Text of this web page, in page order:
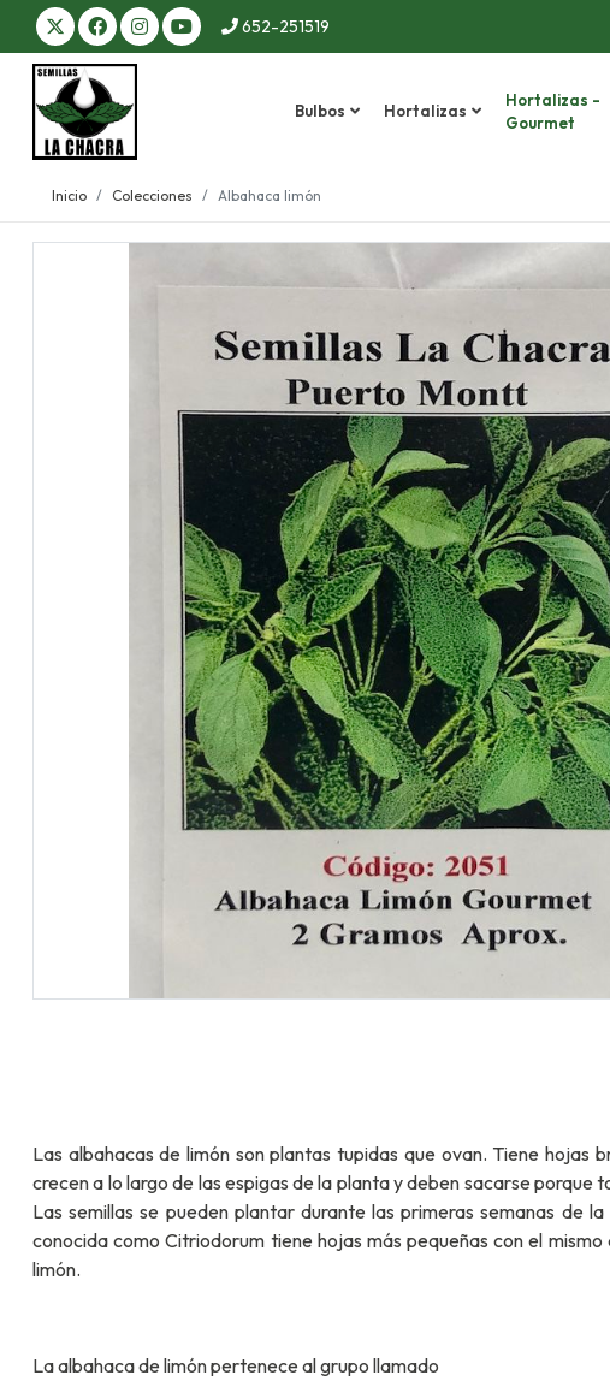
652-251519
Bulbos Hortalizas
Hortalizas -
Gourmet
Inicio Colecciones Albahaca limón
Las albahacas de limón son plantas tupidas que ovan. Tiene
crecen a lo largo de las espigas de la planta y deben sacarse porque
Las semillas se pueden plantar durante las primeras semanas de
conocida como Citriodorum tiene hojas más pequeñas con el
limón.
La albahaca de limón pertenece al grupo llamado